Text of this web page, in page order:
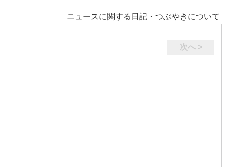
ニュースに関する日記・つぶやきについて
次へ >